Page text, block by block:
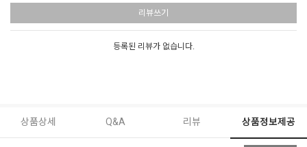
리뷰쓰기
등록된 리뷰가 없습니다.
상품상세 Q&A 리뷰 상품정보제공